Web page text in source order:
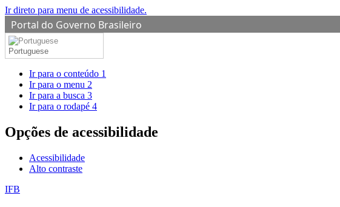
Ir direto para menu de acessibilidade.
Portal do Governo Brasileiro
Portuguese
Ir para o conteúdo 1
Ir para o menu 2
Ir para a busca 3
Ir para o rodapé 4
Opções de acessibilidade
Acessibilidade
Alto contraste
IFB